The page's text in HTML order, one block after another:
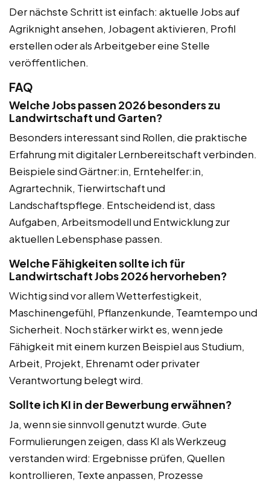
Der nächste Schritt ist einfach: aktuelle Jobs auf
Agriknight ansehen, Jobagent aktivieren, Profil
erstellen oder als Arbeitgeber eine Stelle
veröffentlichen.
FAQ
Welche Jobs passen 2026 besonders zu
Landwirtschaft und Garten?
Besonders interessant sind Rollen, die praktische
Erfahrung mit digitaler Lernbereitschaft verbinden.
Beispiele sind Gärtner:in, Erntehelfer:in,
Agrartechnik, Tierwirtschaft und
Landschaftspflege. Entscheidend ist, dass
Aufgaben, Arbeitsmodell und Entwicklung zur
aktuellen Lebensphase passen.
Welche Fähigkeiten sollte ich für
Landwirtschaft Jobs 2026 hervorheben?
Wichtig sind vor allem Wetterfestigkeit,
Maschinengefühl, Pflanzenkunde, Teamtempo und
Sicherheit. Noch stärker wirkt es, wenn jede
Fähigkeit mit einem kurzen Beispiel aus Studium,
Arbeit, Projekt, Ehrenamt oder privater
Verantwortung belegt wird.
Sollte ich KI in der Bewerbung erwähnen?
Ja, wenn sie sinnvoll genutzt wurde. Gute
Formulierungen zeigen, dass KI als Werkzeug
verstanden wird: Ergebnisse prüfen, Quellen
kontrollieren, Texte anpassen, Prozesse